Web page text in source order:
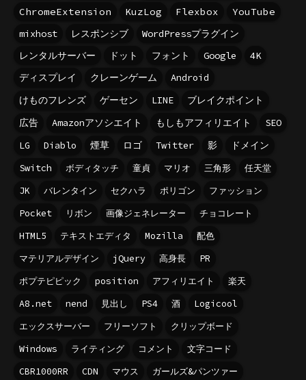
ChromeExtension
KuzLog Flexbox
YouTube
mixhost
レスポンシブ
WordPressプラグイン
レンタルサーバー
ドット フォント Google
4K
ディスプレイ
クレーンゲーム
Android
けものフレンズ
ゲーセン LINE
ブレイクポイント
広告
Amazonアソシエイト もしもアフィリエイト
SEO
LG
Diablo 煙草 ロゴ Twitter 影
ドメイン
Switch
ボディタッチ 童貞 マリオ 三角形
任天堂
JK
バレンタイン セクハラ ポリゴン
ファッション
Pocket
リボン 画像ジェネレーター
チョコレート
HTML5
テキストエディタ Mozilla
配色
マテリアルデザイン
jQuery 高身長
PR
ポプテピピック
position アフィリエイト
楽天
A8.net
nend 見出し PS4 酒
Logicool
エックスサーバー
フリーソフト
クリップボード
Windows
ライティング コメント
文字コード
CBR1000RR
CDN マウス ガールズ&パンツァー